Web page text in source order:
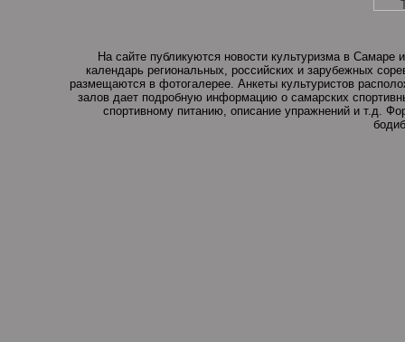
На сайте публикуются новости культуризма в
календарь региональных, российских и зарубежных
размещаются в фотогалерее. Анкеты культуристов
залов дает подробную информацию о самарских
спортивному питанию, описание упражнений и т.д.